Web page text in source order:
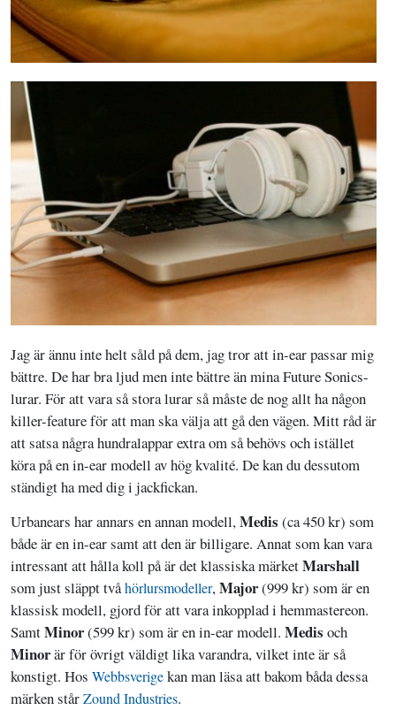
Jag är ännu inte helt såld på dem, jag tror att in-ear passar mig
bättre. De har bra ljud men inte bättre än mina Future Sonics-
lurar. För att vara så stora lurar så måste de nog allt ha någon
killer-feature för att man ska välja att gå den vägen. Mitt råd är
att satsa några hundralappar extra om så behövs och istället
köra på en in-ear modell av hög kvalité. De kan du dessutom
ständigt ha med dig i jackfickan.
Urbanears har annars en annan modell,Medis (ca 450 kr) som
både är en in-ear samt att den är billigare. Annat som kan vara
intressant att hålla koll på är det klassiska märketMarshall
som just släppt tvåhörlursmodeller,Major(999 kr) som är en
klassisk modell, gjord för att vara inkopplad i hemmastereon.
SamtMinor(599 kr) som är en in-ear modell. Medis och
Minorär för övrigt väldigt lika varandra, vilket inte är så
konstigt. Hos Webbsverigekan man läsa att bakom båda dessa
märken stårZound Industries.